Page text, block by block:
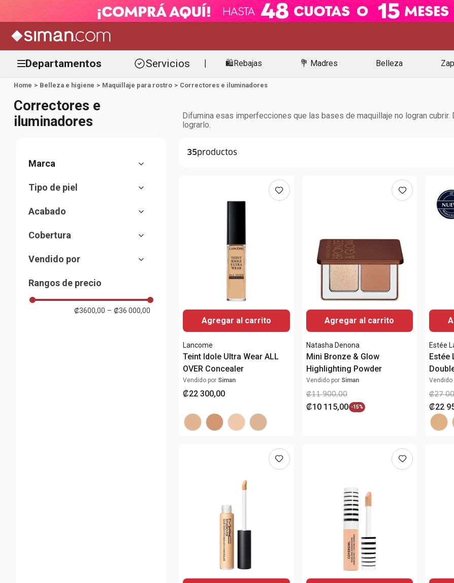
Departamentos Servicios 🛍️Rebajas 💐 Madres Belleza
Belleza e higiene Maquillaje para rostro Correctores e iluminadores
Correctores e
iluminadores
Difumina esas imperfecciones que las bases de maquillaje no logran
lograrlo.
Max Factor
Maybelline New York
Revlon
Physicians Formula
Guerlain
Absolute New York
Mostrar 5 más
Tipo de piel
Acneica
Acabado
Cobertura
Total
Vendido por
Rangos de precio
₡3600,00 – ₡36 000,00
35
Agregar al carrito
Lancome
Teint Idole Ultra Wear ALL
OVER Concealer
Vendido por Siman
₡22 300,00
Agregar al carrito
Natasha Denona
Mini Bronze & Glow
Highlighting Powder
Vendido por Siman
₡11 900,00
₡10 115,00 -15%
Estée
Estée
24
Vendido
₡27
₡22